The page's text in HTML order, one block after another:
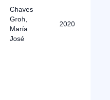
Chaves
Groh,
María
José
2020